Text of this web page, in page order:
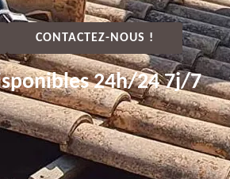
CONTACTEZ-NOUS !
24h/24 7j/7